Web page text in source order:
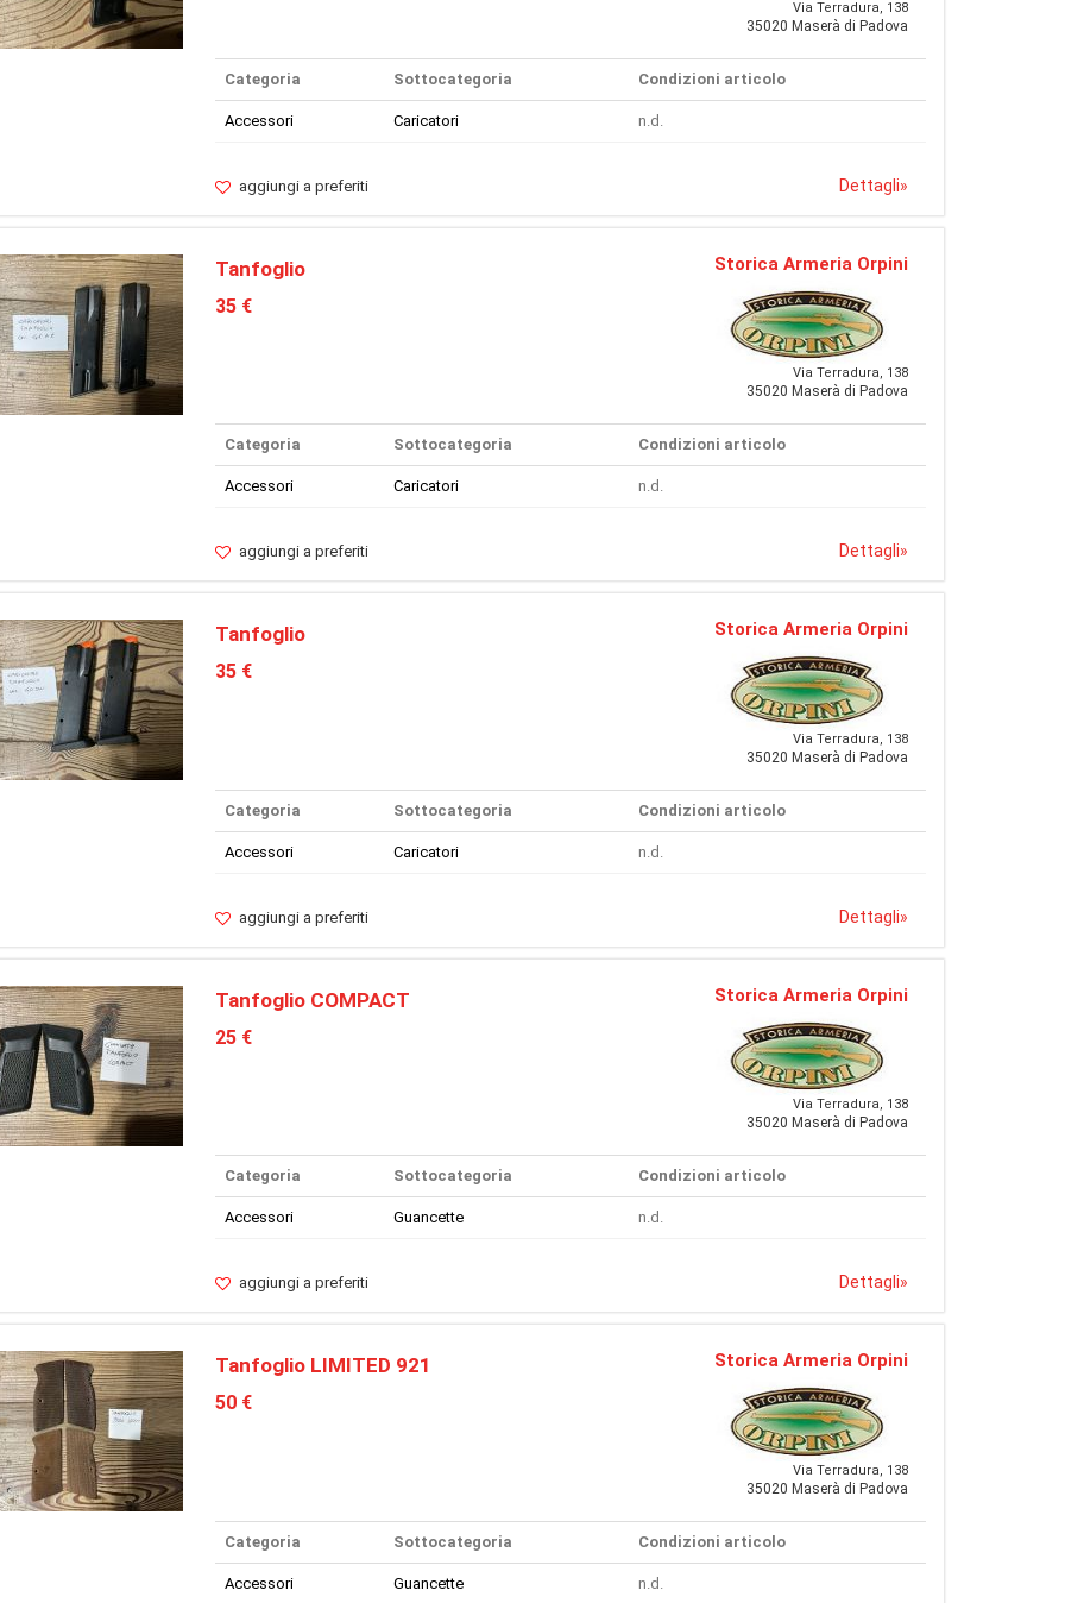
Via Terradura, 138
35020 Maserà di Padova
Categoria Sottocategoria Condizioni articolo
Accessori Caricatori n.d.
aggiungi a preferiti Dettagli»
Tanfoglio
35 €
Storica Armeria Orpini
Via Terradura, 138
35020 Maserà di Padova
Categoria Sottocategoria Condizioni articolo
Accessori Caricatori n.d.
aggiungi a preferiti Dettagli»
Tanfoglio
35 €
Storica Armeria Orpini
Via Terradura, 138
35020 Maserà di Padova
Categoria Sottocategoria Condizioni articolo
Accessori Caricatori n.d.
aggiungi a preferiti Dettagli»
Tanfoglio COMPACT
25 €
Storica Armeria Orpini
Via Terradura, 138
35020 Maserà di Padova
Categoria Sottocategoria Condizioni articolo
Accessori Guancette n.d.
aggiungi a preferiti Dettagli»
Tanfoglio LIMITED 921
50 €
Storica Armeria Orpini
Via Terradura, 138
35020 Maserà di Padova
Categoria Sottocategoria Condizioni articolo
Accessori Guancette n.d.